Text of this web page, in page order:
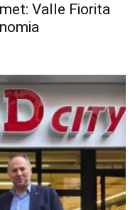
Valle Fiorita